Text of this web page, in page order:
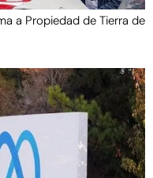
a Propiedad de Tierra de